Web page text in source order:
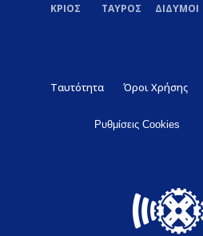
ΚΡΙΟΣ ΤΑΥΡΟΣ ΔΙΔΥΜΟΙ
Ταυτότητα Όροι Χρήσης
Ρυθμίσεις Cookies